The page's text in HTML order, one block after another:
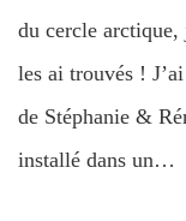
du cercle arctique,
les ai trouvés !
de Stéphanie &
installé dans un…